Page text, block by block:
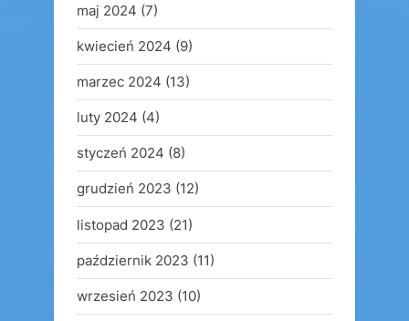
maj 2024 (7)
kwiecień 2024 (9)
marzec 2024 (13)
luty 2024 (4)
styczeń 2024 (8)
grudzień 2023 (12)
listopad 2023 (21)
październik 2023 (11)
wrzesień 2023 (10)